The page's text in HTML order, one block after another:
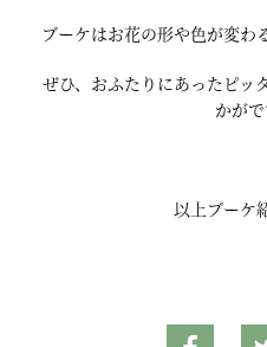
ブーケはお花の形や色が変わ
ぜひ、おふたりにあったピッ
かが
以上ブーケ